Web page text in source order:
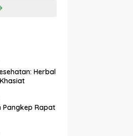
Herbal
Pangkep Rapat